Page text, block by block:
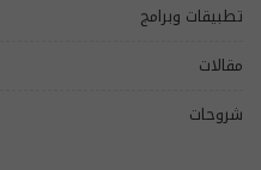
تطبيقات وبرامج
مقالات
شروحات